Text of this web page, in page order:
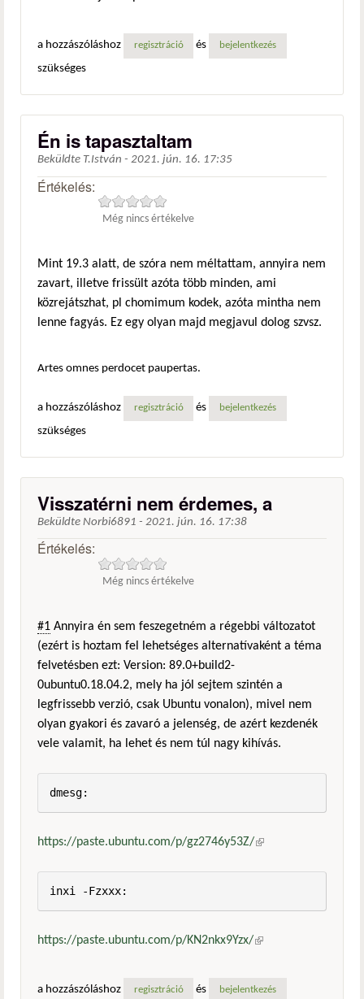
a hozzászóláshoz regisztráció és bejelentkezés
szükséges
Én is tapasztaltam
Beküldte T.István - 2021. jún. 16. 17:35
Értékelés:
Még nincs értékelve
Mint 19.3 alatt, de szóra nem méltattam, annyira nem
zavart, illetve frissült azóta több minden, ami
közrejátszhat, pl chomimum kodek, azóta mintha nem
lenne fagyás. Ez egy olyan majd megjavul dolog szvsz.
Artes omnes perdocet paupertas.
a hozzászóláshoz regisztráció és bejelentkezés
szükséges
Visszatérni nem érdemes, a
Beküldte Norbi6891 - 2021. jún. 16. 17:38
Értékelés:
Még nincs értékelve
#1 Annyira én sem feszegetném a régebbi változatot
(ezért is hoztam fel lehetséges alternatívaként a téma
felvetésben ezt: Version: 89.0+build2-
0ubuntu0.18.04.2, mely ha jól sejtem szintén a
legfrissebb verzió, csak Ubuntu vonalon), mivel nem
olyan gyakori és zavaró a jelenség, de azért kezdenék
vele valamit, ha lehet és nem túl nagy kihívás.
dmesg:
https://paste.ubuntu.com/p/gz2746y53Z/(külső
inxi -Fzxxx:
https://paste.ubuntu.com/p/KN2nkx9Yzx/(külső
a hozzászóláshoz regisztráció és bejelentkezés